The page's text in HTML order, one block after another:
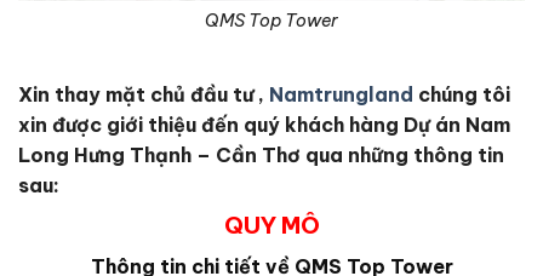
QMS Top Tower
Xin thay mặt chủ đầu tư , Namtrungland chúng tôi
xin được giới thiệu đến quý khách hàng Dự án Nam
Long Hưng Thạnh – Cần Thơ qua những thông tin
sau:
QUY MÔ
Thông tin chi tiết về QMS Top Tower